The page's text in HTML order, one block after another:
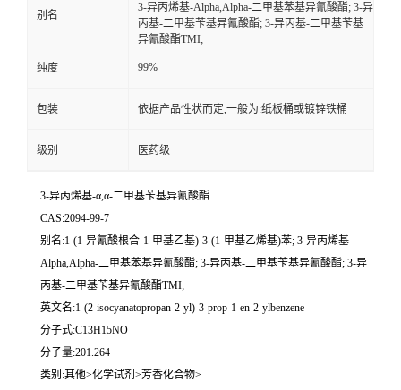
别名
3-异丙烯基-Alpha,Alpha-二甲基苯基异氰酸酯; 3-异
丙基-二甲基苄基异氰酸酯; 3-异丙基-二甲基苄基
异氰酸酯TMI;
纯度 99%
包装 依据产品性状而定,一般为:纸板桶或镀锌铁桶
级别 医药级
3-异丙烯基-α,α-二甲基苄基异氰酸酯
CAS:2094-99-7
别名:1-(1-异氰酸根合-1-甲基乙基)-3-(1-甲基乙烯基)苯; 3-异丙烯基-
Alpha,Alpha-二甲基苯基异氰酸酯; 3-异丙基-二甲基苄基异氰酸酯; 3-异
丙基-二甲基苄基异氰酸酯TMI;
英文名:1-(2-isocyanatopropan-2-yl)-3-prop-1-en-2-ylbenzene
分子式:C13H15NO
分子量:201.264
类别:其他>化学试剂>芳香化合物>